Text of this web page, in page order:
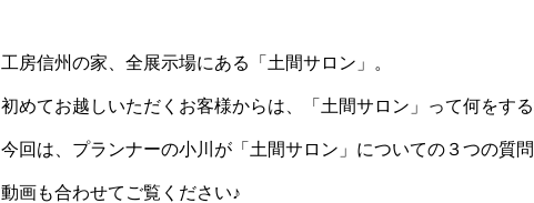
工房信州の家、全展示場にある「土間サロン」。
初めてお越しいただくお客様からは、「土間サロン」って何をす
今回は、プランナーの小川が「土間サロン」についての３つの質
動画も合わせてご覧ください♪